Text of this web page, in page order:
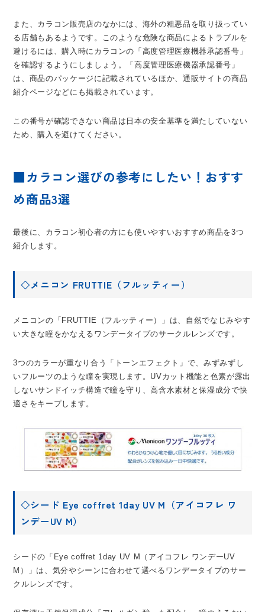
また、カラコン販売店のなかには、海外の粗悪品を取り扱ってい
る店舗もあるようです。このような危険な商品によるトラブルを
避けるには、購入時にカラコンの「高度管理医療機器承認番号」
を確認するようにしましょう。「高度管理医療機器承認番号」
は、商品のパッケージに記載されているほか、通販サイトの商品
紹介ページなどにも掲載されています。
この番号が確認できない商品は日本の安全基準を満たしていない
ため、購入を避けてください。
■カラコン選びの参考にしたい！おすす
め商品3選
最後に、カラコン初心者の方にも使いやすいおすすめ商品を3つ
紹介します。
◇メニコン FRUTTIE（フルッティー）
メニコンの「FRUTTIE（フルッティー）」は、自然でなじみやす
い大きな瞳をかなえるワンデータイプのサークルレンズです。
3つのカラーが重なり合う「トーンエフェクト」で、みずみずし
いフルーツのような瞳を実現します。UVカット機能と色素が露出
しないサンドイッチ構造で瞳を守り、高含水素材と保湿成分で快
適さをキープします。
◇シード Eye coffret 1day UV M（アイコフレ ワ
ンデーUV M）
シードの「Eye coffret 1day UV M（アイコフレ ワンデーUV
M）」は、気分やシーンに合わせて選べるワンデータイプのサー
クルレンズです。